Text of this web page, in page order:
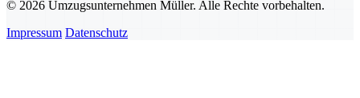
© 2026 Umzugsunternehmen Müller. Alle Rechte vorbehalten.
Impressum Datenschutz